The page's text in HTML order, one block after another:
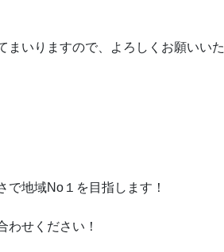
まいりますので、よろしくお願いいた
地域No１を目指します！
わせください！